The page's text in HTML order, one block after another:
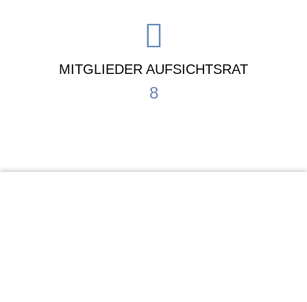
MITGLIEDER AUFSICHTSRAT
8